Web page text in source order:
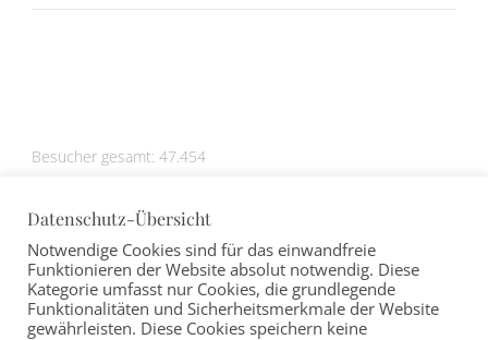
Besucher gesamt: 47.454
IMPRESSUM | DATENSCHUTZERKLÄRUNG
Datenschutz-Übersicht
Notwendige Cookies sind für das einwandfreie
Funktionieren der Website absolut notwendig. Diese
Kategorie umfasst nur Cookies, die grundlegende
Funktionalitäten und Sicherheitsmerkmale der Website
gewährleisten. Diese Cookies speichern keine